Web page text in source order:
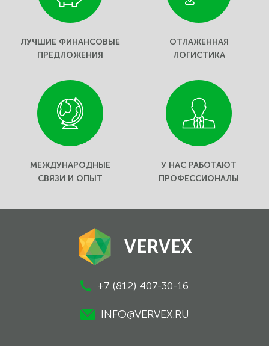
ЛУЧШИЕ ФИНАНСОВЫЕ
ПРЕДЛОЖЕНИЯ
ОТЛАЖЕННАЯ
ЛОГИСТИКА
МЕЖДУНАРОДНЫЕ
СВЯЗИ И ОПЫТ
У НАС РАБОТАЮТ
ПРОФЕССИОНАЛЫ
VERVEX
+7 (812) 407-30-16
INFO@VERVEX.RU